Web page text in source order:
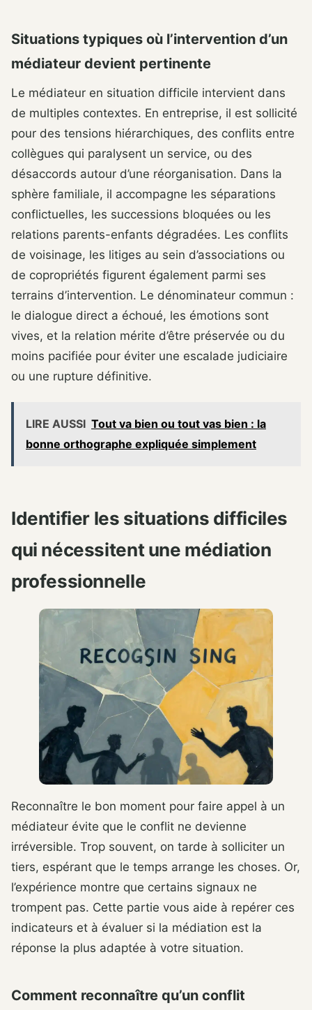
Situations typiques où l’intervention d’un
médiateur devient pertinente
Le médiateur en situation difficile intervient dans
de multiples contextes. En entreprise, il est sollicité
pour des tensions hiérarchiques, des conflits entre
collègues qui paralysent un service, ou des
désaccords autour d’une réorganisation. Dans la
sphère familiale, il accompagne les séparations
conflictuelles, les successions bloquées ou les
relations parents-enfants dégradées. Les conflits
de voisinage, les litiges au sein d’associations ou
de copropriétés figurent également parmi ses
terrains d’intervention. Le dénominateur commun :
le dialogue direct a échoué, les émotions sont
vives, et la relation mérite d’être préservée ou du
moins pacifiée pour éviter une escalade judiciaire
ou une rupture définitive.
LIRE AUSSI Tout va bien ou tout vas bien : la
bonne orthographe expliquée simplement
Identifier les situations difficiles
qui nécessitent une médiation
professionnelle
Reconnaître le bon moment pour faire appel à un
médiateur évite que le conflit ne devienne
irréversible. Trop souvent, on tarde à solliciter un
tiers, espérant que le temps arrange les choses. Or,
l’expérience montre que certains signaux ne
trompent pas. Cette partie vous aide à repérer ces
indicateurs et à évaluer si la médiation est la
réponse la plus adaptée à votre situation.
Comment reconnaître qu’un conflit